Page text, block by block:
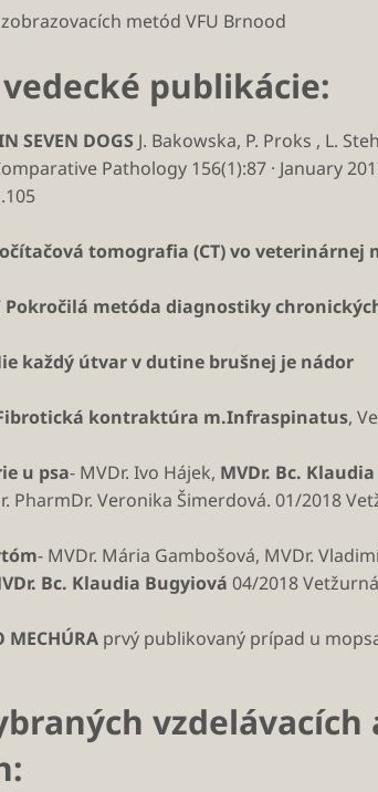
metód VFU Brnood
publikácie:
SEVEN DOGS J. Bakowska, P. Proks , L.
Pathology 156(1):87 · January
tomografia (CT) vo veterinárnej
Pokročilá metóda diagnostiky
každý útvar v dutine brušnej je nádor
kontraktúra m.Infraspinatus,
u psa- MVDr. Ivo Hájek, MVDr. Bc.
PharmDr. Veronika Šimerdová. 01/2018
- MVDr. Mária Gambošová, MVDr.
Bc. Klaudia Bugyiová 04/2018
MECHÚRA prvý publikovaný prípad u
vzdelávacích